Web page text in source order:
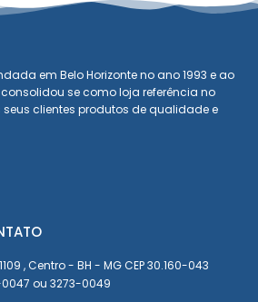
em Belo Horizonte no ano 1993 e ao
se como loja referência no
clientes produtos de qualidade e
, Centro - BH - MG CEP 30.160-043
0047 ou 3273-0049